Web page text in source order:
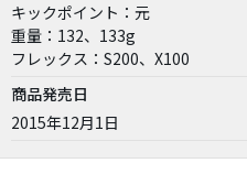
キックポイント：元
重量：132、133g
フレックス：S200、X100
商品発売日
2015年12月1日